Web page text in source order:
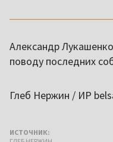
Александр
поводу последних
Глеб Нержин / ИР
ИСТОЧНИК: